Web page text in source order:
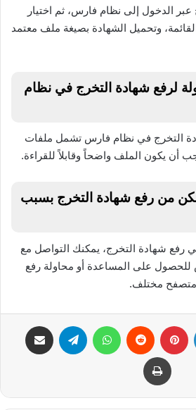
الدخول إلى نظام فارس، ثم اختيار
وتحميل الشهادة بصيغة ملف معتمد
لرفع شهادة التخرج في نظام
التخرج في نظام فارس تشمل ملفات
من رفع شهادة التخرج بسبب
رفع شهادة التخرج، يمكنك التواصل مع
للحصول على المساعدة أو محاولة رفع
متصفح مختلف.
لينكدإن بينتيريست واتساب تيلقرام
طباعة